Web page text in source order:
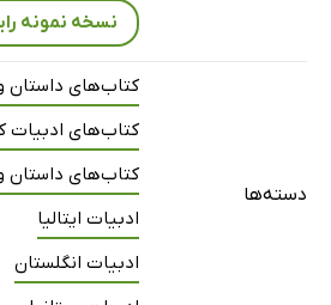
نسخه نمونه
دسته‌ها
کتاب‌های داستان
کتاب‌های ادبیات
کتاب‌های داستان
ادبیات ایتالیا
ادبیات انگلستان